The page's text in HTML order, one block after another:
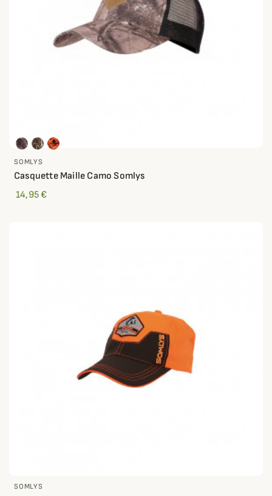
SOMLYS
Casquette Maille Camo Somlys
14,95 €
SOMLYS